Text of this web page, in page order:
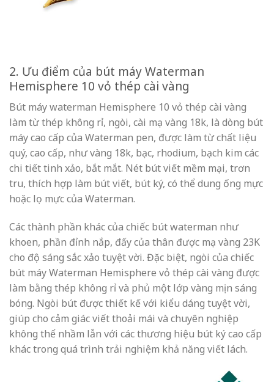
2. Ưu điểm của bút máy Waterman
Hemisphere 10 vỏ thép cài vàng
Bút máy waterman Hemisphere 10 vỏ thép cài vàng
làm từ thép không rỉ, ngòi, cài mạ vàng 18k, là dòng bút
máy cao cấp của Waterman pen, được làm từ chất liệu
quý, cao cấp, như vàng 18k, bạc, rhodium, bạch kim các
chi tiết tinh xảo, bắt mắt. Nét bút viết mềm mại, trơn
tru, thích hợp làm bút viết, bút ký, có thể dung ống mực
hoặc lọ mực của Waterman.
Các thành phần khác của chiếc bút waterman như
khoen, phần đỉnh nắp, đấy của thân được mạ vàng 23K
cho độ sáng sắc xảo tuyệt vời. Đặc biệt, ngòi của chiếc
bút máy Waterman Hemisphere vỏ thép cài vàng được
làm bằng thép không rỉ và phủ một lớp vàng mịn sáng
bóng. Ngòi bút được thiết kế với kiểu dáng tuyệt vời,
giúp cho cảm giác viết thoải mái và chuyên nghiệp
không thể nhầm lẫn với các thương hiệu bút ký cao cấp
khác trong quá trình trải nghiệm khả năng viết lách.